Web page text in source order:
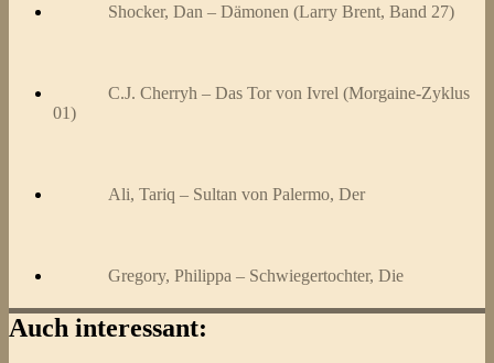
Shocker, Dan – Dämonen (Larry Brent, Band 27)
C.J. Cherryh – Das Tor von Ivrel (Morgaine-Zyklus
01)
Ali, Tariq – Sultan von Palermo, Der
Gregory, Philippa – Schwiegertochter, Die
Auch interessant: